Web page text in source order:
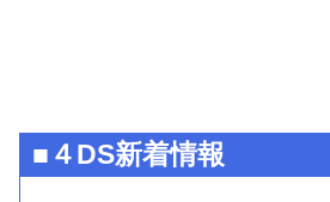
■４DS新着情報